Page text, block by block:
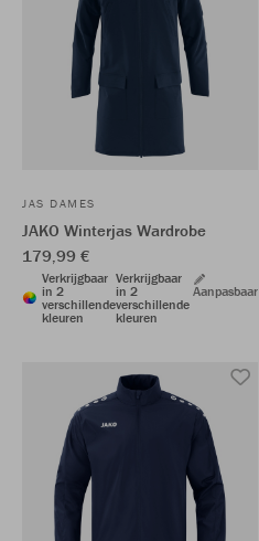
JAS DAMES
JAKO Winterjas Wardrobe
179,99 €
Verkrijgbaar
in 2
verschillende
kleuren
Verkrijgbaar
in 2
verschillende
kleuren
Aanpasbaar